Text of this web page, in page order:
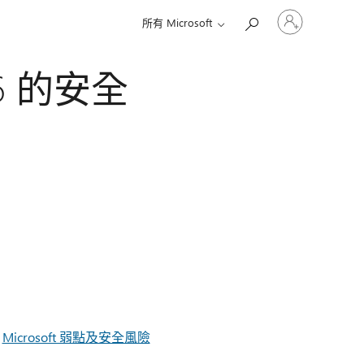
所有 Microsoft
登
入
的安全
Microsoft 弱點及安全風險